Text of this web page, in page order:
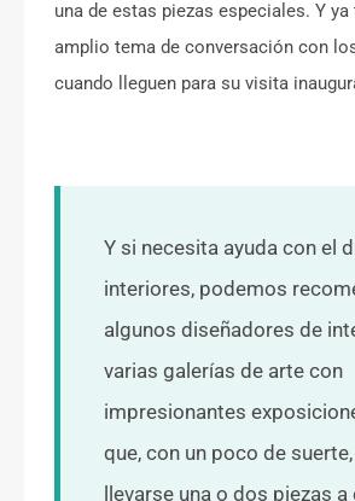
una de estas piezas especiales. Y ya
amplio tema de conversación con
cuando lleguen para su visita
Y si necesita ayuda con el
interiores, podemos
algunos diseñadores de
varias galerías de arte con
impresionantes
que, con un poco de
llevarse una o dos piezas a